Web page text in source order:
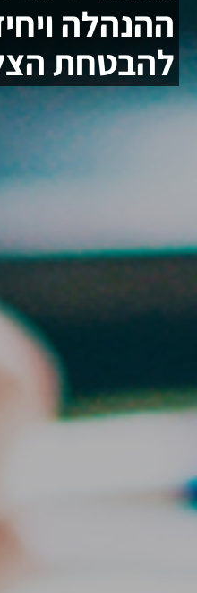
ההנהלה
להבטחת